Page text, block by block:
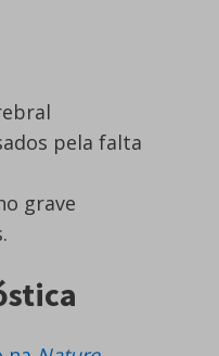
pela falta
grave